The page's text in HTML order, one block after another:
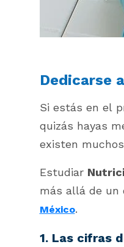
Dedicarse
Si estás en el
quizás hayas
existen
Estudiar
más allá de un
México.
1. Las cifras